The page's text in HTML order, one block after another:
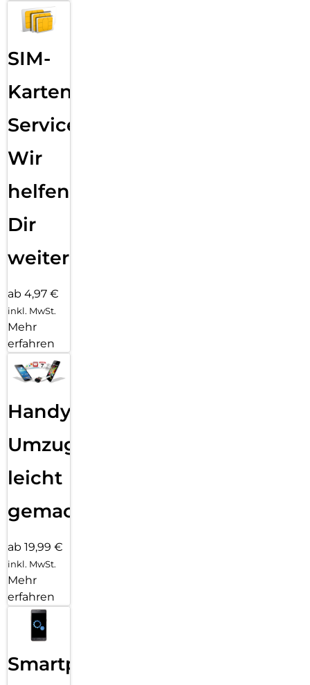
SIM-
Karten
Service:
Wir
helfen
Dir
weiter
ab 4,97 €
inkl. MwSt.
Mehr
erfahren
Handy
Umzug
leicht
gemacht!
ab 19,99 €
inkl. MwSt.
Mehr
erfahren
Smartphone